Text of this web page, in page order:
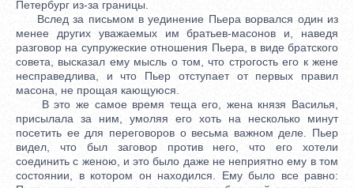
Петербург из-за границы.
Вслед за письмом в уединение Пьера ворвался один из
менее других уважаемых им братьев-масонов и, наведя
разговор на супружеские отношения Пьера, в виде братского
совета, высказал ему мысль о том, что строгость его к жене
несправедлива, и что Пьер отступает от первых правил
масона, не прощая кающуюся.
В это же самое время теща его, жена князя Василья,
присылала за ним, умоляя его хоть на несколько минут
посетить ее для переговоров о весьма важном деле. Пьер
видел, что был заговор против него, что его хотели
соединить с женою, и это было даже не неприятно ему в том
состоянии, в котором он находился. Ему было все равно: